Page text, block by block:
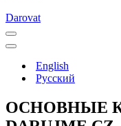
Darovat
Меню
навигации
Меню
навигацииEnglish
Русский
ОСНОВНЫЕ